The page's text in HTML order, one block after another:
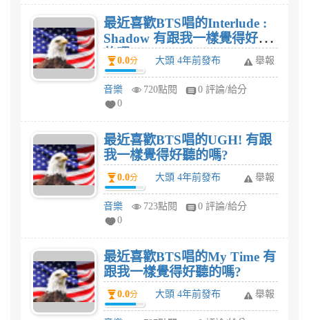
最近喜歡BTS唱的Interlude :
Shadow 有跟我一樣覺得好聽
的嗎?
0.0分 大頭 4年前發布 舉報
音樂 720點閱
0 評論/給分
0
最近喜歡BTS唱的UGH! 有跟
我一樣覺得好聽的嗎?
0.0分 大頭 4年前發布 舉報
音樂 723點閱
0 評論/給分
0
最近喜歡BTS唱的My Time 有
跟我一樣覺得好聽的嗎?
0.0分 大頭 4年前發布 舉報